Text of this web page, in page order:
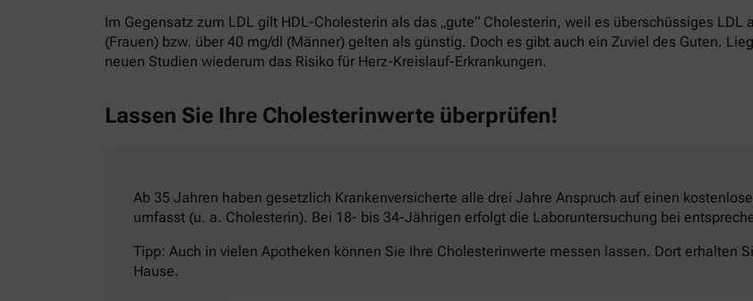
Im Gegensatz zum LDL gilt HDL-Cholesterin als das „gute“ Cholesterin, weil es überschüssiges LDL
(Frauen) bzw. über 40 mg/dl (Männer) gelten als günstig. Doch es gibt auch ein Zuviel des Guten.
neuen Studien wiederum das Risiko für Herz-Kreislauf-Erkrankungen.
Lassen Sie Ihre Cholesterinwerte überprüfen!
Ab 35 Jahren haben gesetzlich Krankenversicherte alle drei Jahre Anspruch auf einen
umfasst (u. a. Cholesterin). Bei 18- bis 34-Jährigen erfolgt die Laboruntersuchung bei
Tipp: Auch in vielen Apotheken können Sie Ihre Cholesterinwerte messen lassen. Dort erhalten
Hause.